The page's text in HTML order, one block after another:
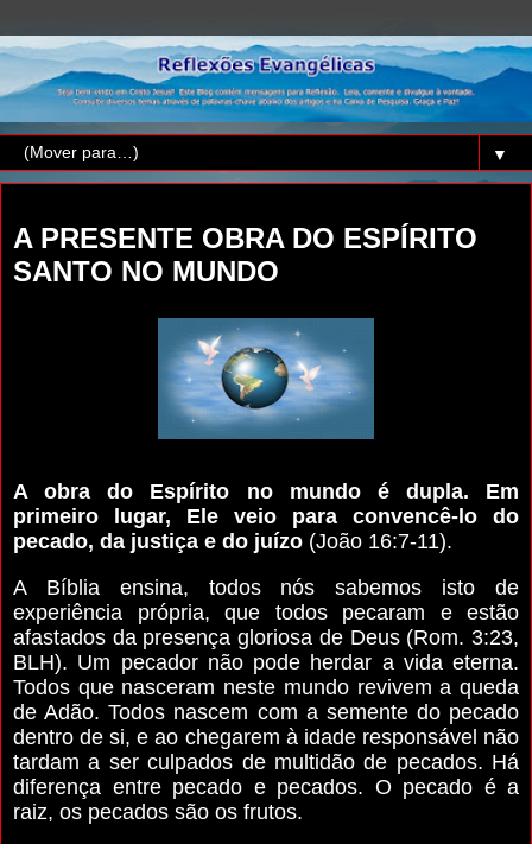
▼
A PRESENTE OBRA DO ESPÍRITO
SANTO NO MUNDO
A obra do Espírito no mundo é dupla. Em
primeiro lugar, Ele veio para convencê-lo do
pecado, da justiça e do juízo (João 16:7-11).
A Bíblia ensina, todos nós sabemos isto de
experiência própria, que todos pecaram e estão
afastados da presença gloriosa de Deus (Rom. 3:23,
BLH). Um pecador não pode herdar a vida eterna.
Todos que nasceram neste mundo revivem a queda
de Adão. Todos nascem com a semente do pecado
dentro de si, e ao chegarem à idade responsável não
tardam a ser culpados de multidão de pecados. Há
diferença entre pecado e pecados. O pecado é a
raiz, os pecados são os frutos.